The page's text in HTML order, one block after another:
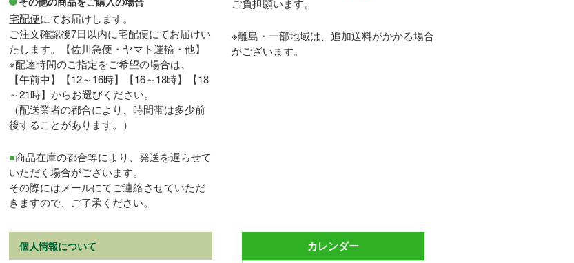
宅配便にてお届けします。
ご注文確認後7日以内に宅配便にてお届けい
たします。【佐川急便・ヤマト運輸・他】
※配達時間のご指定をご希望の場合は、
【午前中】【12～16時】【16～18時】【18
～21時】からお選びください。
（配送業者の都合により、時間帯は多少前
後することがあります。）
■商品在庫の都合等により、発送を遅らせて
いただく場合がございます。
その際にはメールにてご連絡させていただ
きますので、ご了承ください。
ご負担願います。
※離島・一部地域は、追加送料がかかる場合
がございます。
個人情報について カレンダー